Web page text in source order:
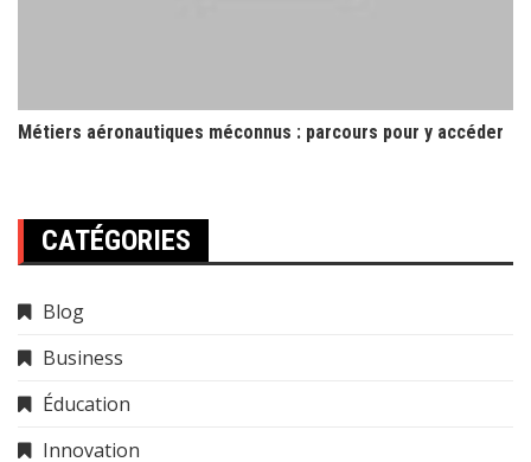
Métiers aéronautiques méconnus : parcours pour y accéder
CATÉGORIES
Blog
Business
Éducation
Innovation